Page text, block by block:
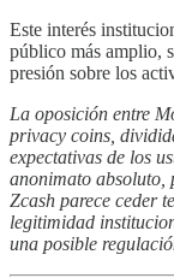
Este interés
público más amplio,
presión sobre los
La oposición entre
privacy coins,
expectativas de los
anonimato absoluto,
Zcash parece ceder
legitimidad
una posible